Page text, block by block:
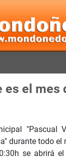
es el mes
"Pascual
durante todo el
se abrirá